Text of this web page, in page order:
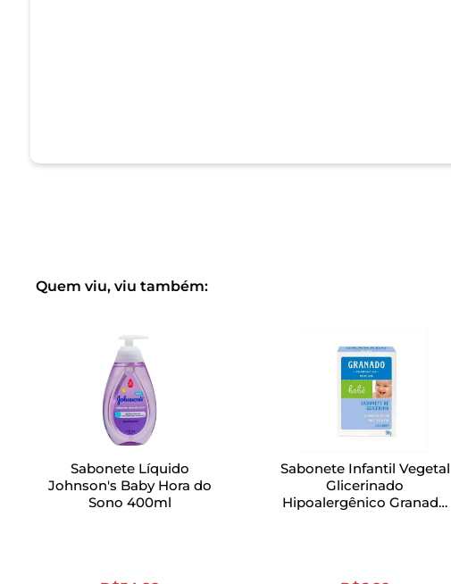
Quem viu, viu também:
Sabonete Líquido
Johnson's Baby Hora do
Sono 400ml
Sabonete Infantil Vegetal
Glicerinado
Hipoalergênico Granado